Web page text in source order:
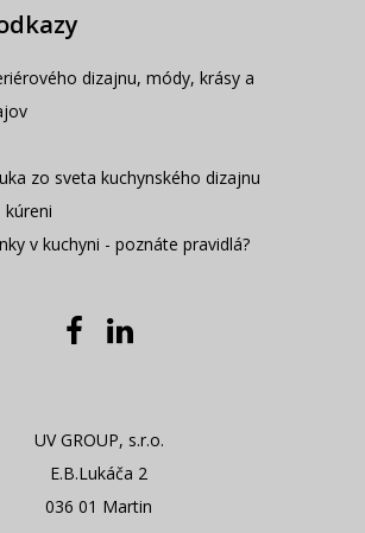
dizajnu, módy, krásy a
zo sveta kuchynského dizajnu
v kuchyni - poznáte pravidlá?
UV GROUP, s.r.o.
E.B.Lukáča 2
036 01 Martin